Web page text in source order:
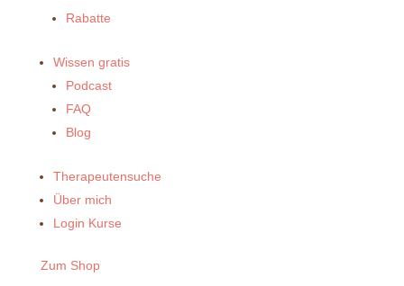
Rabatte
Wissen gratis
Podcast
FAQ
Blog
Therapeutensuche
Über mich
Login Kurse
Zum Shop